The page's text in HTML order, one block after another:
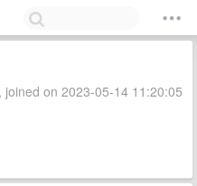
on 2023-05-14 11:20:05